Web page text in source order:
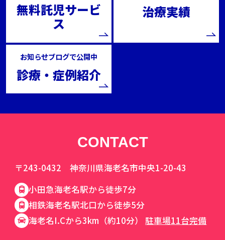
無料託児サービ
ス
治療実績
お知らせブログで公開中
診療・症例紹介
CONTACT
〒243-0432 神奈川県海老名市中央1-20-43
小田急海老名駅から徒歩7分
相鉄海老名駅北口から徒歩5分
海老名I.Cから3km（約10分）駐車場11台完備